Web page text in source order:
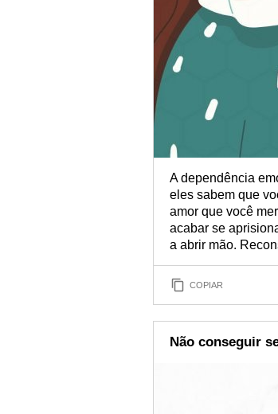
A dependência
eles sabem que
amor que você
acabar se
a abrir mão.
COPIAR
Não conseguir